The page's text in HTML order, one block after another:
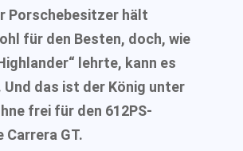
Porschebesitzer hält
für den Besten, doch, wie
lehrte, kann es
Und das ist der König unter
frei für den 612PS-
GT.